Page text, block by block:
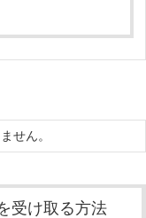
せん。
受け取る方法